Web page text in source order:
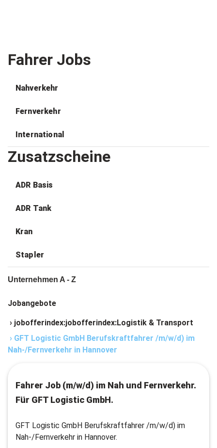
Fahrer Jobs
Nahverkehr
Fernverkehr
International
Zusatzscheine
ADR Basis
ADR Tank
Kran
Stapler
Unternehmen A - Z
Jobangebote
› jobofferindex:jobofferindex:Logistik & Transport
› GFT Logistic GmbH Berufskraftfahrer /m/w/d) im
Nah-/Fernverkehr in Hannover
Fahrer Job (m/w/d) im Nah und Fernverkehr.
Für GFT Logistic GmbH.
GFT Logistic GmbH Berufskraftfahrer /m/w/d) im
Nah-/Fernverkehr in Hannover.